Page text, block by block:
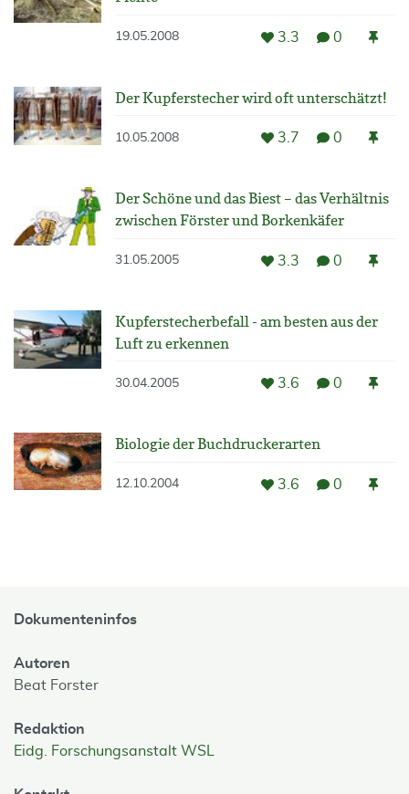
19.05.2008 3.3 0
Der Kupferstecher wird oft unterschätzt!
10.05.2008 3.7 0
Der Schöne und das Biest – das Verhältnis
zwischen Förster und Borkenkäfer
31.05.2005 3.3 0
Kupferstecherbefall - am besten aus der
Luft zu erkennen
30.04.2005 3.6 0
Biologie der Buchdruckerarten
12.10.2004 3.6 0
Dokumenteninfos
Autoren
Beat Forster
Redaktion
Eidg. Forschungsanstalt WSL